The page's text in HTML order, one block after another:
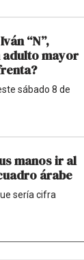
“N”,
adulto mayor
sábado 8 de
manos ir al
árabe
sería cifra